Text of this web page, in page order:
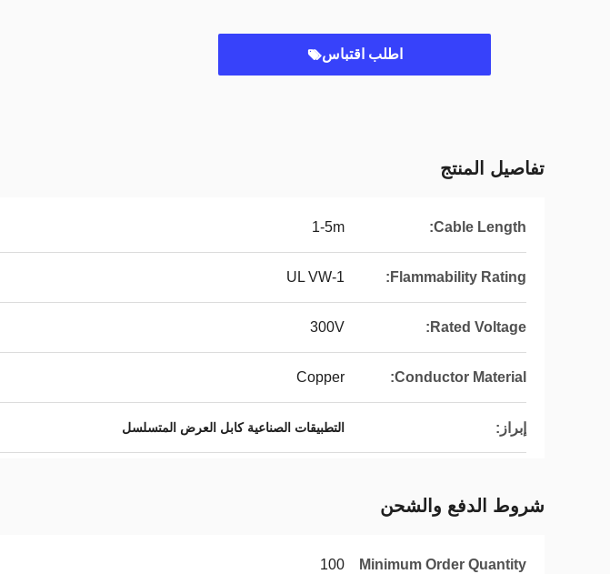
اطلب اقتباس
تفاصيل المنتج
Cable Length:
1-5m
Flammability Rating:
UL VW-1
Rated Voltage:
300V
Conductor Material:
Copper
إبراز: التطبيقات الصناعية كابل العرض المتسلسل
شروط الدفع والشحن
Minimum Order Quantity
100